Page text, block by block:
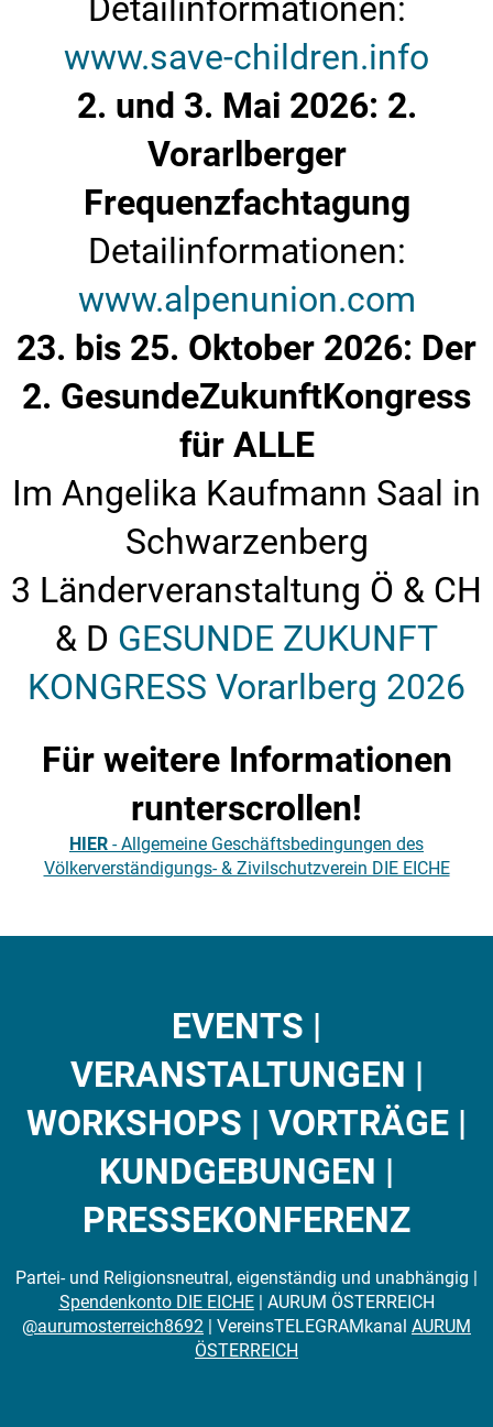
Detailinformationen:
www.save-children.info
2. und 3. Mai 2026: 2.
Vorarlberger
Frequenzfachtagung
Detailinformationen:
www.alpenunion.com
23. bis 25. Oktober 2026: Der
2. GesundeZukunftKongress
für ALLE
Im Angelika Kaufmann Saal in
Schwarzenberg
3 Länderveranstaltung Ö & CH
& D GESUNDE ZUKUNFT
KONGRESS Vorarlberg 2026
Für weitere Informationen
runterscrollen!
HIER - Allgemeine Geschäftsbedingungen des
Völkerverständigungs- & Zivilschutzverein DIE EICHE
EVENTS |
VERANSTALTUNGEN |
WORKSHOPS | VORTRÄGE |
KUNDGEBUNGEN |
PRESSEKONFERENZ
Partei- und Religionsneutral, eigenständig und unabhängig |
Spendenkonto DIE EICHE| AURUM ÖSTERREICH
@aurumosterreich8692 | VereinsTELEGRAMkanal AURUM
ÖSTERREICH